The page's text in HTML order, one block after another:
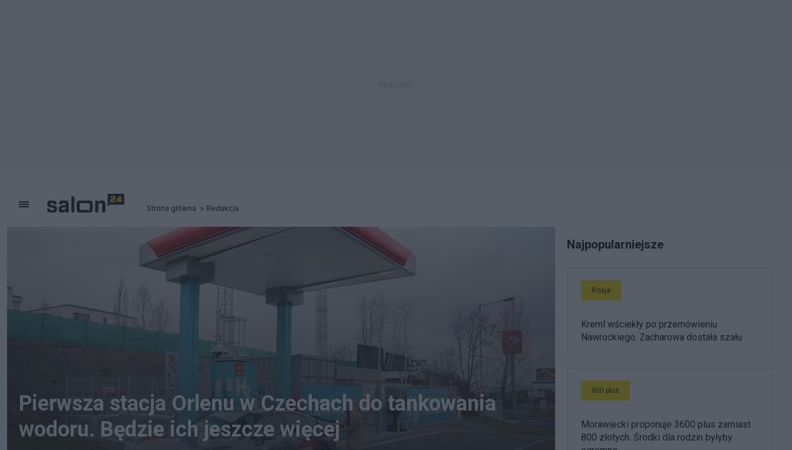
Strona główna Redakcja
Pierwsza stacja Orlenu w Czechach do tankowania
wodoru. Będzie ich jeszcze więcej
Najpopularniejsze
Rosja
Kreml wściekły po przemówieniu
Nawrockiego. Zacharowa dostała szału
800 plus
Morawiecki proponuje 3600 plus zamiast
800 złotych. Środki dla rodzin byłyby